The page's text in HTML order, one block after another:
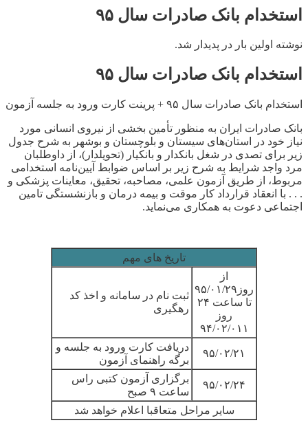
استخدام بانک صادرات سال ۹۵
نوشته اولین بار در پدیدار شد.
استخدام بانک صادرات سال ۹۵
استخدام بانک صادرات سال ۹۵ + پرینت کارت ورود به جلسه آزمون
بانک صادرات ایران به منظور تأمین بخشی از نیروی انسانی مورد
نیاز خود در استان‌های سیستان و بلوچستان و بوشهر به شرح جدول
زیر برای تصدی در شغل بانکدار و بانکیار (تحویلدار)، از داوطلبان
مرد واجد شرایط به شرح زیر بر اساس ضوابط آیین‌نامه استخدامی
مربوط، از طریق آزمون علمی، مصاحبه، تحقیق، معاینات پزشکی و
. . . با انعقاد قرارداد کار موقت و بیمه درمان و بازنشستگی تامین
اجتماعی دعوت به همکاری می‌نماید.
تاریخ های مهم
از
روز ۹۵/۰۱/۲۹
تا ساعت ۲۴
روز
۹۴/۰۲/۰۱۱
ثبت نام در سامانه و اخذ کد
رهگیری
۹۵/۰۲/۲۱
دریافت کارت ورود به جلسه و
برگه راهنمای آزمون
۹۵/۰۲/۲۴
برگزاری آزمون کتبی راس
ساعت ۹ صبح
سایر مراحل متعاقبا اعلام خواهد شد